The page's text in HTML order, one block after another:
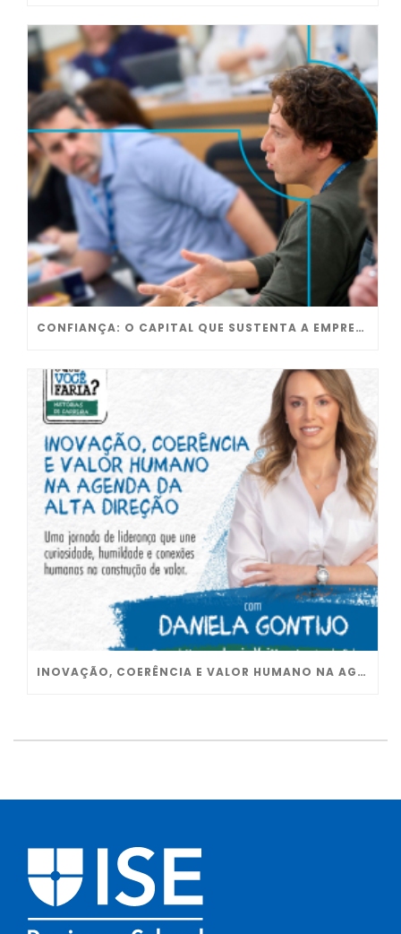
CONFIANÇA: O CAPITAL QUE SUSTENTA A EMPRESA
INOVAÇÃO, COERÊNCIA E VALOR HUMANO NA AGENDA DA ALTA DIREÇÃO | HISTÓRIAS DE CARREIRA COM DANIELA GONTIJO